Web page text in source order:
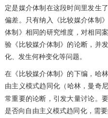
定是媒介体制在这段时间里发生
偏差。只有纳入《比较媒介体制
体制》相同的研究维度，对相同
验《比较媒介体制》的论断，并
化、发生何种变化等问题。
在《比较媒介体制》的下编，哈
由主义模式趋同化（哈林，曼奇尼
常重要的论断，引发大量讨论。
是否向自由主义模式趋同化，需